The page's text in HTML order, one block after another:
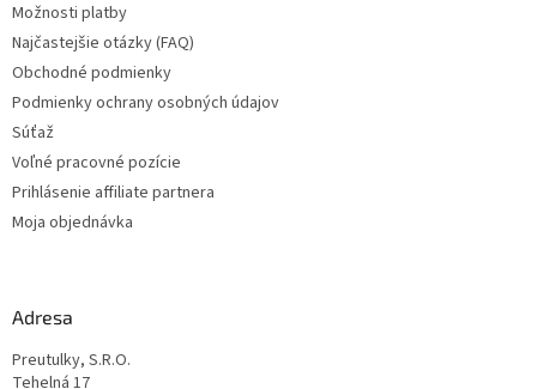
Možnosti platby
Najčastejšie otázky (FAQ)
Obchodné podmienky
Podmienky ochrany osobných údajov
Súťaž
Voľné pracovné pozície
Prihlásenie affiliate partnera
Moja objednávka
Adresa
Preutulky, S.R.O.
Tehelná 17